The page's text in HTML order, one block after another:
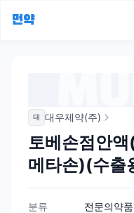
먼약
대 대우제약(주)
토베손점안
메타손)(수출
분류
전문의약품